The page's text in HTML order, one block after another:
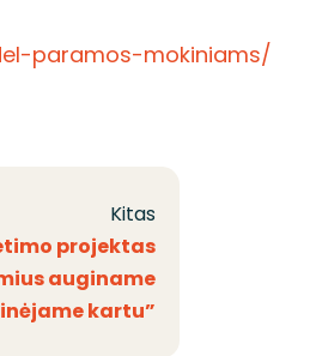
paramos-mokiniams/
Kitas
projektas
auginame
kartu”